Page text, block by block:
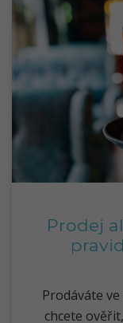
Prodej
Prodáváte
chcete